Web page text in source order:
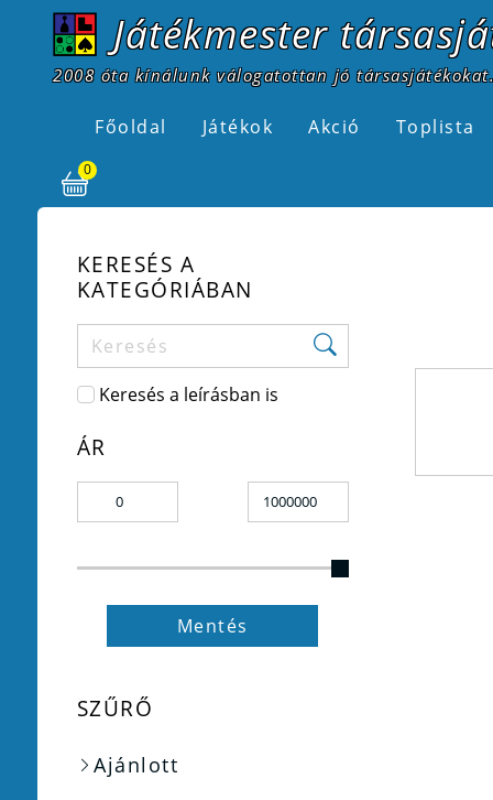
Játékmester
2008 óta kínálunk válogatottan jó
Főoldal Játékok Akció Toplista
0
KERESÉS A
KATEGÓRIÁBAN
Keresés a leírásban is
ÁR
Mentés
SZŰRŐ
Ajánlott